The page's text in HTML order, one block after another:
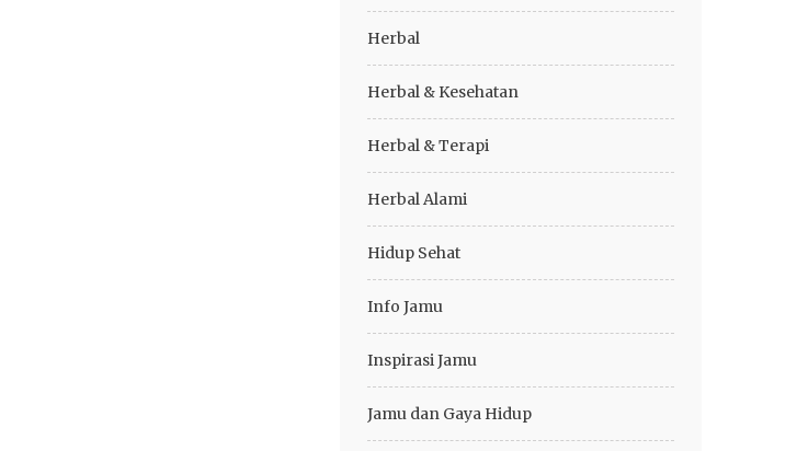
Herbal
Herbal & Kesehatan
Herbal & Terapi
Herbal Alami
Hidup Sehat
Info Jamu
Inspirasi Jamu
Jamu dan Gaya Hidup